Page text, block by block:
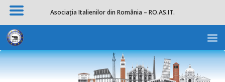
Skip to contentAsociația Italienilor din România – RO.AS.IT.